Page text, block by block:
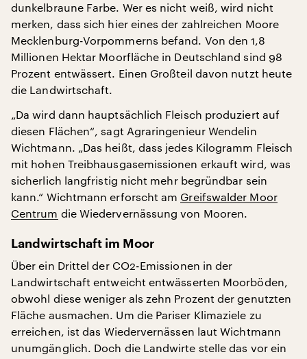
dunkelbraune Farbe. Wer es nicht weiß, wird nicht
merken, dass sich hier eines der zahlreichen Moore
Mecklenburg-Vorpommerns befand. Von den 1,8
Millionen Hektar Moorfläche in Deutschland sind 98
Prozent entwässert. Einen Großteil davon nutzt heute
die Landwirtschaft.
„Da wird dann hauptsächlich Fleisch produziert auf
diesen Flächen“, sagt Agraringenieur Wendelin
Wichtmann. „Das heißt, dass jedes Kilogramm Fleisch
mit hohen Treibhausgasemissionen erkauft wird, was
sicherlich langfristig nicht mehr begründbar sein
kann.“ Wichtmann erforscht am Greifswalder Moor
Centrum die Wiedervernässung von Mooren.
Landwirtschaft im Moor
Über ein Drittel der CO2-Emissionen in der
Landwirtschaft entweicht entwässerten Moorböden,
obwohl diese weniger als zehn Prozent der genutzten
Fläche ausmachen. Um die Pariser Klimaziele zu
erreichen, ist das Wiedervernässen laut Wichtmann
unumgänglich. Doch die Landwirte stelle das vor ein